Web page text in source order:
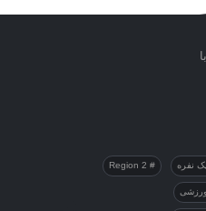
یک نفره
ورزشی